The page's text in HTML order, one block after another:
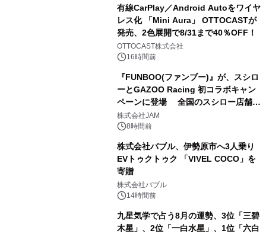
有線CarPlay／Android Autoをワイヤ
レス化 「Mini Aura」 OTTOCASTが
発売、2色展開で8/31まで40％OFF！
OTTOCAST株式会社
16時間前
『FUNBOO(ファンブー)』が、スシロ
ーとGAZOO Racing 初コラボキャン
ペーンに登場 全国のスシロー店舗で
GR 4車種の FUNBOO(ミニカー)付き
メニューが展開されます
株式会社JAM
8時間前
株式会社バブル、伊勢原市へ3人乗り
EVトゥクトゥク 「VIVEL COCO」を
寄贈
株式会社バブル
14時間前
九星気学で占う8月の運勢、3位「三碧
木星」、2位「一白水星」、1位「六白